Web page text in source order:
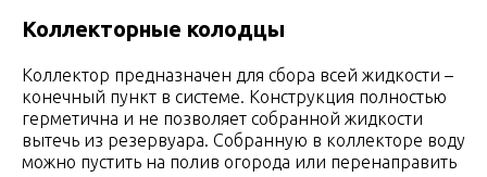
Коллекторные колодцы
Коллектор предназначен для сбора всей жидкости –
конечный пункт в системе. Конструкция полностью
герметична и не позволяет собранной жидкости
вытечь из резервуара. Собранную в коллекторе воду
можно пустить на полив огорода или перенаправить